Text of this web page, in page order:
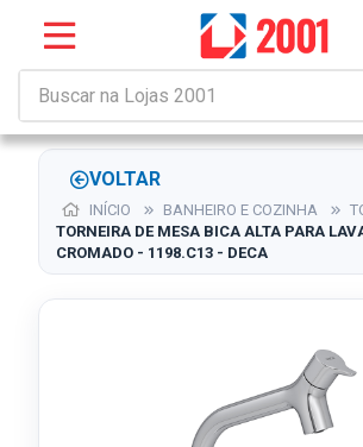
VOLTAR
INÍCIO BANHEIRO E COZINHA
TORNEIRA DE MESA BICA ALTA PARA
CROMADO - 1198.C13 - DECA